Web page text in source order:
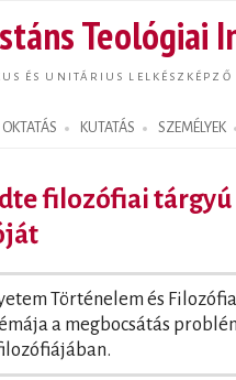
Teológiai
ÉS UNITÁRIUS LELKÉSZKÉPZŐ
OKTATÁS KUTATÁS SZEMÉLYEK
filozófiai tárgyú
Történelem és Filozófia
a megbocsátás